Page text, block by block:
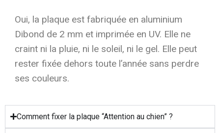
Oui, la plaque est fabriquée en aluminium
Dibond de 2 mm et imprimée en UV. Elle ne
craint ni la pluie, ni le soleil, ni le gel. Elle peut
rester fixée dehors toute l’année sans perdre
ses couleurs.
Comment fixer la plaque “Attention au chien” ?